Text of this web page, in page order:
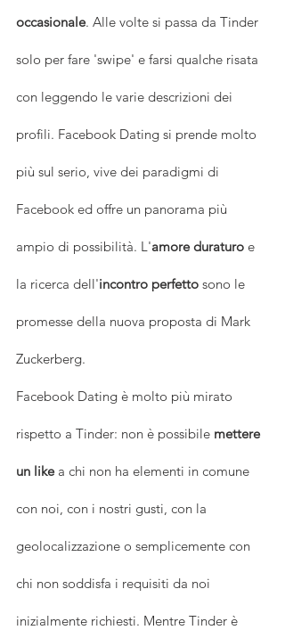
occasionale. Alle volte si passa da Tinder
solo per fare 'swipe' e farsi qualche risata
con leggendo le varie descrizioni dei
profili. Facebook Dating si prende molto
più sul serio, vive dei paradigmi di
Facebook ed offre un panorama più
ampio di possibilità. L'amore duraturo e
la ricerca dell'incontro perfetto sono le
promesse della nuova proposta di Mark
Zuckerberg.
Facebook Dating è molto più mirato
rispetto a Tinder: non è possibile mettere
un like a chi non ha elementi in comune
con noi, con i nostri gusti, con la
geolocalizzazione o semplicemente con
chi non soddisfa i requisiti da noi
inizialmente richiesti. Mentre Tinder è